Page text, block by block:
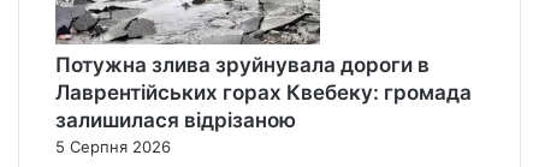
Потужна злива зруйнувала дороги в
Лаврентійських горах Квебеку: громада
залишилася відрізаною
5 Серпня 2026